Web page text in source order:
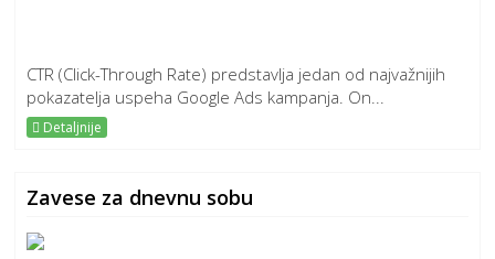
CTR (Click-Through Rate) predstavlja jedan od najvažnijih
pokazatelja uspeha Google Ads kampanja. On...
Detaljnije
Zavese za dnevnu sobu